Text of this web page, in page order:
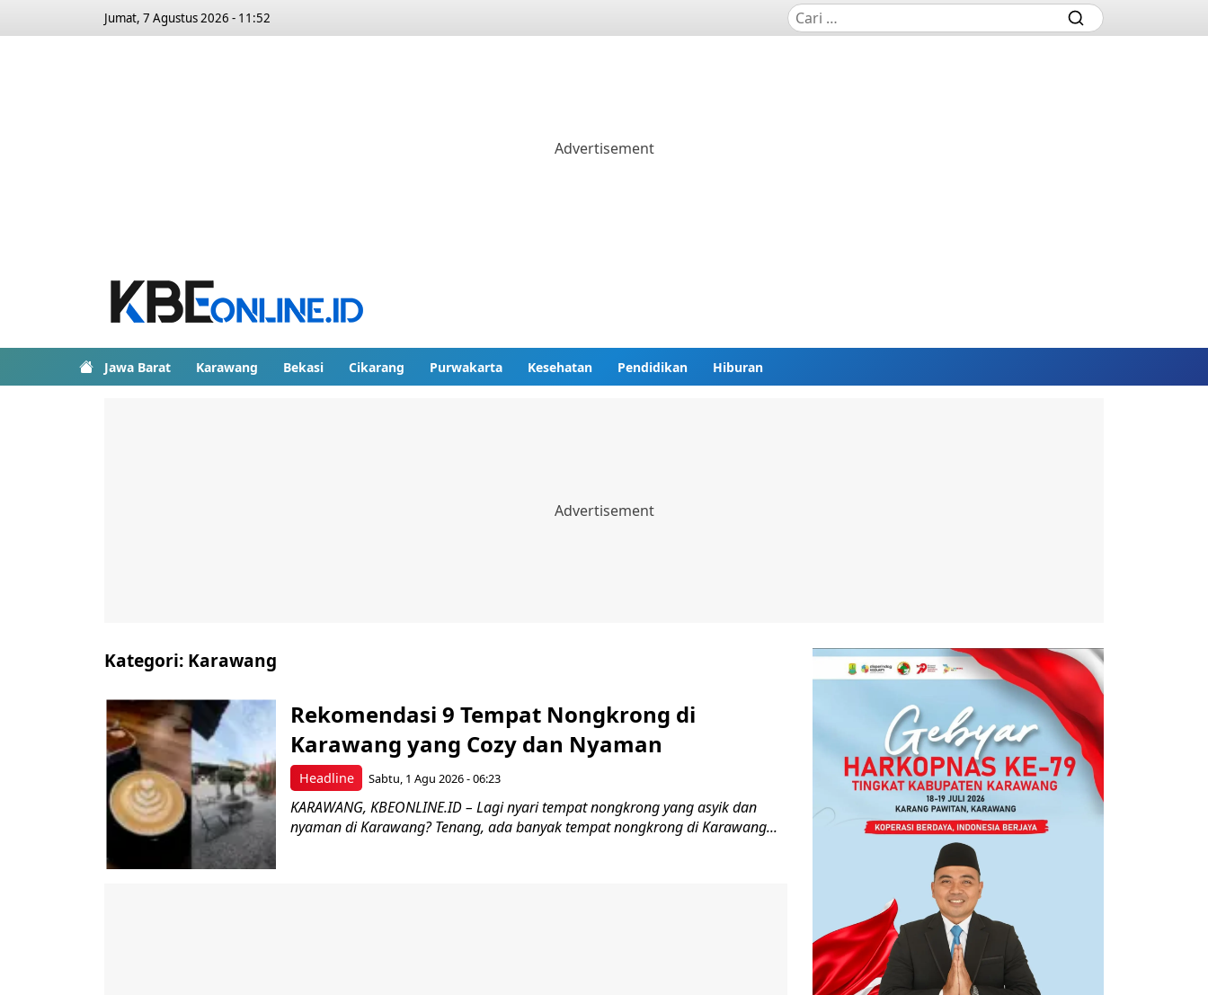
Jumat, 7 Agustus 2026 - 11:52
Jawa Barat Karawang Bekasi Cikarang Purwakarta Kesehatan Pendidikan Hiburan
Kategori: Karawang
Headline
Rekomendasi 9 Tempat Nongkrong di
Karawang yang Cozy dan Nyaman
Sabtu, 1 Agu 2026 - 06:23
KARAWANG, KBEONLINE.ID – Lagi nyari tempat nongkrong yang asyik dan
nyaman di Karawang? Tenang, ada banyak tempat nongkrong di Karawang...